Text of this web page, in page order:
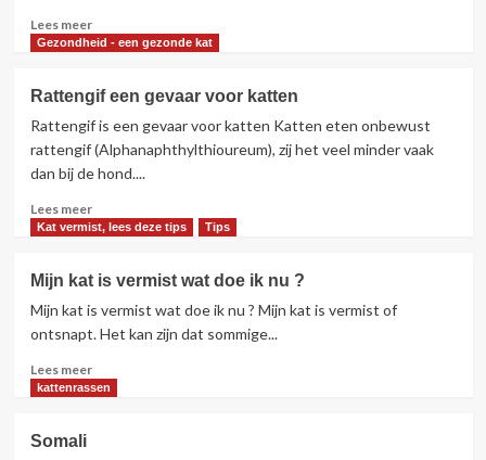
Lees meerLees
meer
we
jonge
katjes?
Gezondheid - een gezonde kat
Rattengif een gevaar voor katten
Rattengif is een gevaar voor katten Katten eten onbewust
rattengif (Alphanaphthylthioureum), zij het veel minder vaak
dan bij de hond....
Lees meerLees
meer
een
gevaar
voor
Kat vermist, lees deze tips Tips
Mijn kat is vermist wat doe ik nu ?
Mijn kat is vermist wat doe ik nu ? Mijn kat is vermist of
ontsnapt. Het kan zijn dat sommige...
Lees meerLees
meer
kattenrassen
Somali